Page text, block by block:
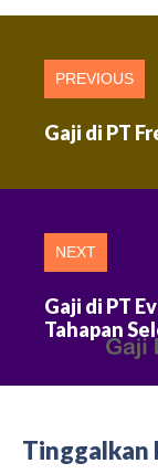
PREVIOUS
Gaji di PT
NEXT
Gaji di PT
Tahapan
Tinggalkan